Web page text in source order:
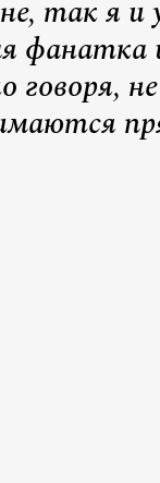
так я и
фанатка
говоря,